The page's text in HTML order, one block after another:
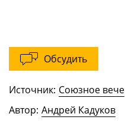
Обсудить
Источник: Союзное вече
Автор: Андрей Кадуков